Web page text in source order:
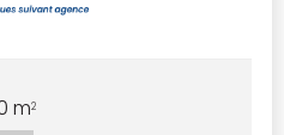
m2